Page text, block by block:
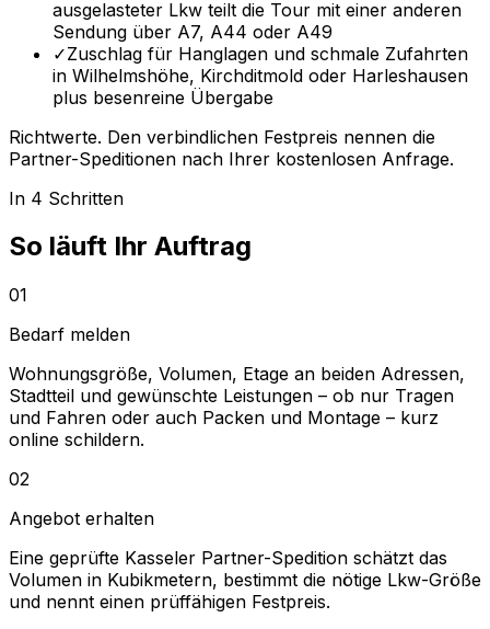
ausgelasteter Lkw teilt die Tour mit einer anderen
Sendung über A7, A44 oder A49
✓Zuschlag für Hanglagen und schmale Zufahrten
in Wilhelmshöhe, Kirchditmold oder Harleshausen
plus besenreine Übergabe
Richtwerte. Den verbindlichen Festpreis nennen die
Partner-Speditionen nach Ihrer kostenlosen Anfrage.
In 4 Schritten
So läuft Ihr Auftrag
01
Bedarf melden
Wohnungsgröße, Volumen, Etage an beiden Adressen,
Stadtteil und gewünschte Leistungen – ob nur Tragen
und Fahren oder auch Packen und Montage – kurz
online schildern.
02
Angebot erhalten
Eine geprüfte Kasseler Partner-Spedition schätzt das
Volumen in Kubikmetern, bestimmt die nötige Lkw-Größe
und nennt einen prüffähigen Festpreis.